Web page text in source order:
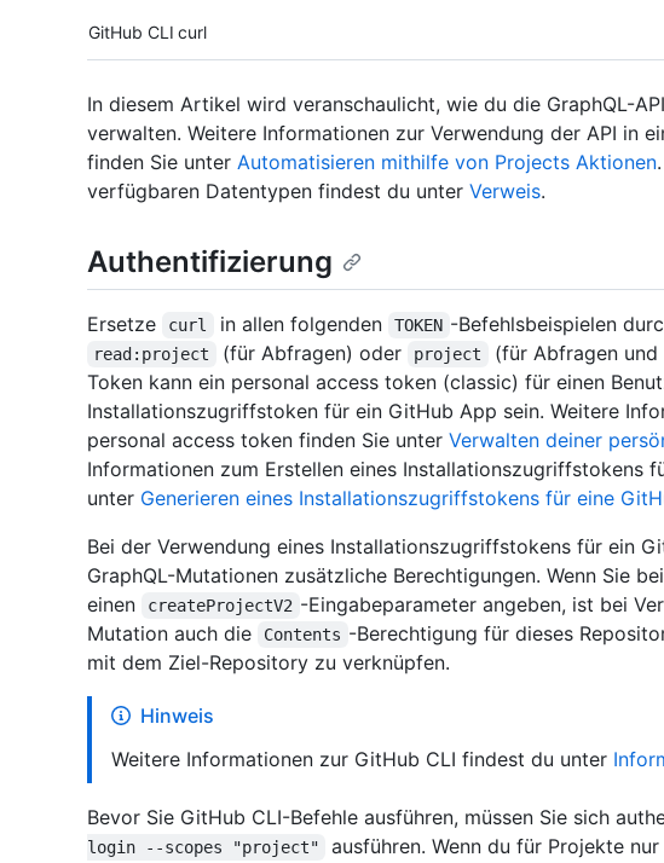
Tool navigation
GitHub CLI curl
In diesem Artikel wird veranschaulicht, wie du die GraphQL-
verwalten. Weitere Informationen zur Verwendung der API in
finden Sie unter Automatisieren mithilfe von Projects Aktionen
verfügbaren Datentypen findest du unter Verweis.
Authentifizierung
Ersetze curl in allen folgenden TOKEN -Befehlsbeispielen
read:project (für Abfragen) oder project
(für Abfragen
Token kann ein personal access token (classic) für einen
Installationszugriffstoken für ein GitHub App sein. Weitere
personal access token finden Sie unter Verwalten deiner
Informationen zum Erstellen eines Installationszugriffstokens
unter Generieren eines Installationszugriffstokens für eine
Bei der Verwendung eines Installationszugriffstokens für ein
GraphQL-Mutationen zusätzliche Berechtigungen. Wenn Sie
einen
createProjectV2 -Eingabeparameter angeben, ist bei
Mutation auch die
Contents -Berechtigung für dieses
mit dem Ziel-Repository zu verknüpfen.
Hinweis
Weitere Informationen zur GitHub CLI findest du unter
Bevor Sie GitHub CLI-Befehle ausführen, müssen Sie sich
login --scopes "project"
ausführen. Wenn du für Projekte